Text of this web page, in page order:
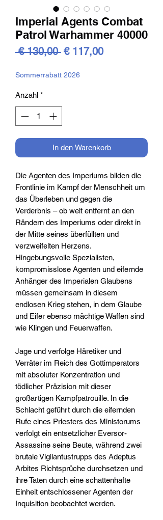
Imperial Agents Combat
Patrol Warhammer 40000
€ 130,00 Standardpreis
€ 117,00Sale-
Sommerrabatt 2026
Anzahl *
In den Warenkorb
Die Agenten des Imperiums bilden die
Frontlinie im Kampf der Menschheit um
das Überleben und gegen die
Verderbnis – ob weit entfernt an den
Rändern des Imperiums oder direkt in
der Mitte seines überfüllten und
verzweifelten Herzens.
Hingebungsvolle Spezialisten,
kompromisslose Agenten und eifernde
Anhänger des Imperialen Glaubens
müssen gemeinsam in diesem
endlosen Krieg stehen, in dem Glaube
und Eifer ebenso mächtige Waffen sind
wie Klingen und Feuerwaffen.
Jage und verfolge Häretiker und
Verräter im Reich des Gottimperators
mit absoluter Konzentration und
tödlicher Präzision mit dieser
großartigen Kampfpatrouille. In die
Schlacht geführt durch die eifernden
Rufe eines Priesters des Ministorums
verfolgt ein entsetzlicher Eversor-
Assassine seine Beute, während zwei
brutale Vigilantustrupps des Adeptus
Arbites Richtsprüche durchsetzen und
ihre Taten durch eine schattenhafte
Einheit entschlossener Agenten der
Inquisition beobachtet werden.